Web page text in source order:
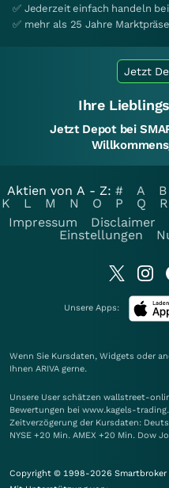
✅ Jederzeit einfach handeln
✅ mehr als 25 Jahre
Jetzt
Ihre
Jetzt Depot bei
Aktien von A - Z: # A B
K
L M N O P Q R
Impressum
Disclaimer
Einstellungen
Unsere Apps:
Wenn Sie Kursdaten, Widgets oder
Ihnen ARIVA gerne.
Unsere User schätzen wallstreet-
Bewertungen bei www.kagels-
Zeitverzögerung der Kursdaten:
NYSE +20 Min. AMEX +20 Min. Dow
Copyright © 1998-2026 Smartbroker